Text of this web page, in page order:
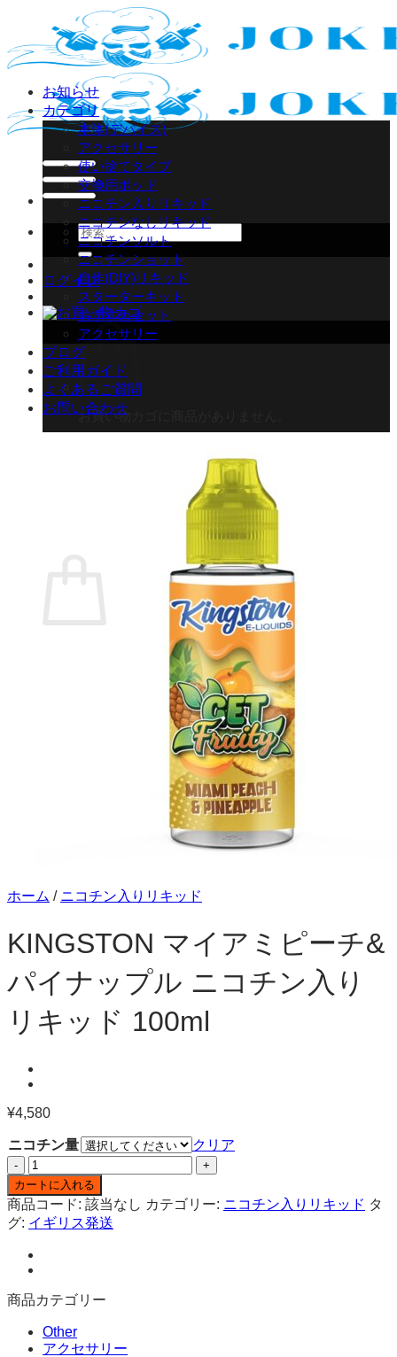
content
検
索
対
象:
ログイン
お買い物カゴに商品がありません。
合計金額：¥
お買い物カゴに商品がありません。
お知らせ
カテゴリ
本体(デバイス)
アクセサリー
使い捨てタイプ
交換用ポッド
ニコチン入りリキッド
ニコチンなしリキッド
ニコチンソルト
ニコチンショット
自作(DIY)リキッド
スターターキット
おすすめセット
アクセサリー
ブログ
ご利用ガイド
よくあるご質問
お問い合わせ
ホーム / ニコチン入りリキッド
KINGSTON マイアミピーチ&
パイナップル ニコチン入り
リキッド 100ml
¥4,580
ニコチン量
クリア
KINGSTON
マ
イ
ア
ピ
ー
チ
&
イ
カートに入れる
商品コード: 該当なし カテゴリー: ニコチン入りリキッド タ
グ: イギリス発送
商品カテゴリー
Other
アクセサリー